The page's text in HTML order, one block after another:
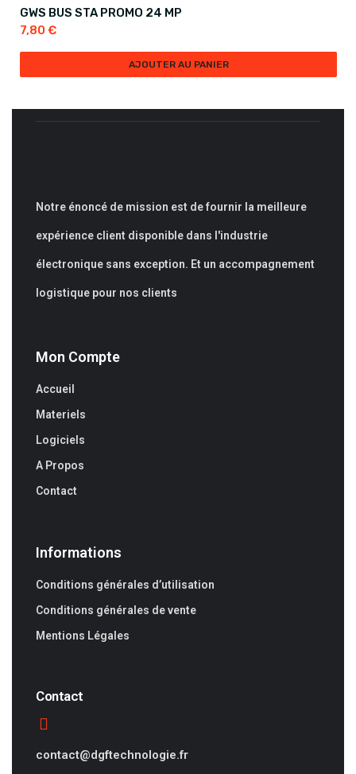
GWS BUS STA PROMO 24 MP
7,80 €
AJOUTER AU PANIER
Notre énoncé de mission est de fournir la meilleure
expérience client disponible dans l'industrie
électronique sans exception. Et un accompagnement
logistique pour nos clients
Mon Compte
Accueil
Materiels
Logiciels
A Propos
Contact
Informations
Conditions générales d’utilisation
Conditions générales de vente
Mentions Légales
Contact
contact@dgftechnologie.fr